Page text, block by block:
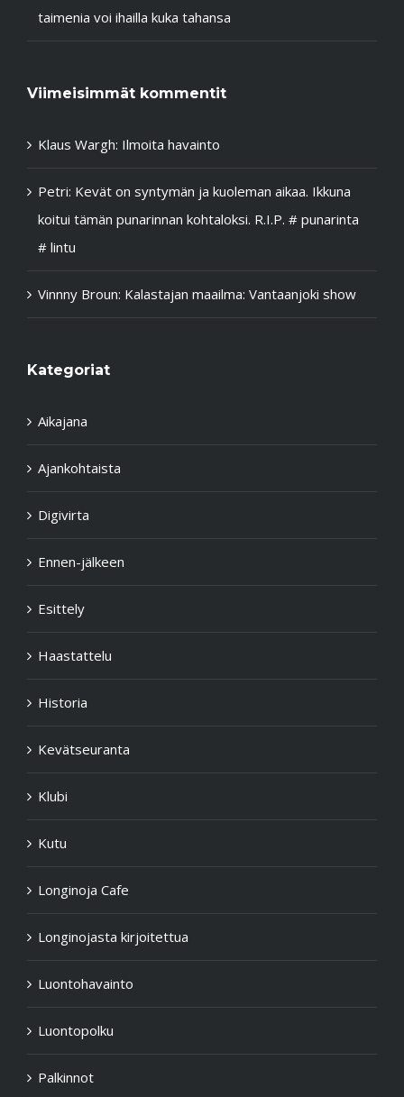
taimenia voi ihailla kuka tahansa
Viimeisimmät kommentit
Klaus Wargh: Ilmoita havainto
Petri: Kevät on syntymän ja kuoleman aikaa. Ikkuna
koitui tämän punarinnan kohtaloksi. R.I.P. # punarinta
# lintu
Vinnny Broun: Kalastajan maailma: Vantaanjoki show
Kategoriat
Aikajana
Ajankohtaista
Digivirta
Ennen-jälkeen
Esittely
Haastattelu
Historia
Kevätseuranta
Klubi
Kutu
Longinoja Cafe
Longinojasta kirjoitettua
Luontohavainto
Luontopolku
Palkinnot